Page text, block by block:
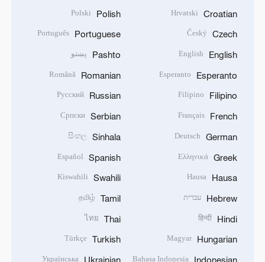
Croatian
Hrvatski
Czech
Český
English
English
Esperanto
Esperanto
Filipino
Filipino
French
Français
German
Deutsch
Greek
Ελληνικά
Hausa
Hausa
Hebrew עברית
Hindi
हिन्दी
Hungarian
Magyar
Indonesian
Bahasa Indonesia
Polish
Polski
Portuguese
Português
Pashto پښتو
Romanian
Română
Russian
Русский
Serbian
Српски
Sinhala
සිංහල
Spanish
Español
Swahili
Kiswahili
Tamil
தமிழ்
Thai
ไทย
Turkish
Türkçe
Ukrainian
Українська